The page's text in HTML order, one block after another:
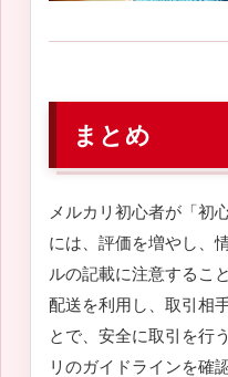
まとめ
メルカリ初心者が「初
には、評価を増やし、
ルの記載に注意するこ
配送を利用し、取引相
とで、安全に取引を行
リのガイドラインを確